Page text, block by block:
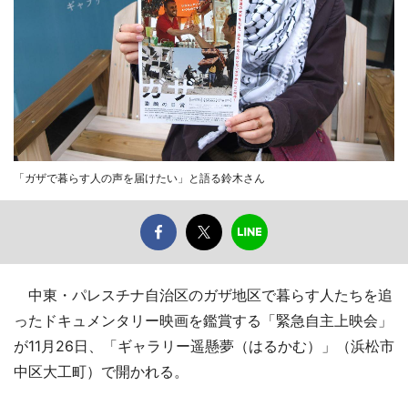
「ガザで暮らす人の声を届けたい」と語る鈴木さん
中東・パレスチナ自治区のガザ地区で暮らす人たちを追
ったドキュメンタリー映画を鑑賞する「緊急自主上映会」
が11月26日、「ギャラリー遥懸夢（はるかむ）」（浜松市
中区大工町）で開かれる。